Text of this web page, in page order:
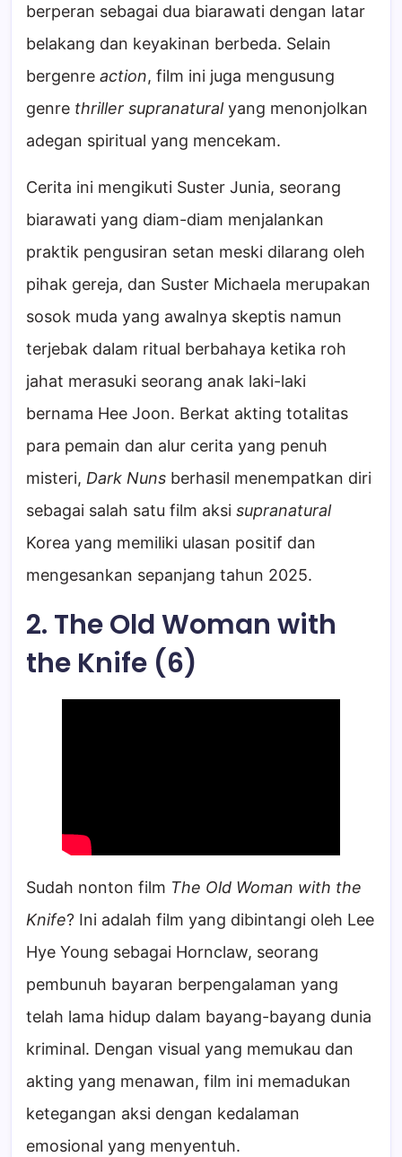
berperan sebagai dua biarawati dengan latar
belakang dan keyakinan berbeda. Selain
bergenre action, film ini juga mengusung
genre thriller supranaturalyang menonjolkan
adegan spiritual yang mencekam.
Cerita ini mengikuti Suster Junia, seorang
biarawati yang diam-diam menjalankan
praktik pengusiran setan meski dilarang oleh
pihak gereja, dan Suster Michaela merupakan
sosok muda yang awalnya skeptis namun
terjebak dalam ritual berbahaya ketika roh
jahat merasuki seorang anak laki-laki
bernama Hee Joon. Berkat akting totalitas
para pemain dan alur cerita yang penuh
misteri, Dark Nuns berhasil menempatkan diri
sebagai salah satu film aksi supranatural
Korea yang memiliki ulasan positif dan
mengesankan sepanjang tahun 2025.
2. The Old Woman with
the Knife (6)
Sudah nonton film The Old Woman with the
Knife? Ini adalah film yang dibintangi oleh Lee
Hye Young sebagai Hornclaw, seorang
pembunuh bayaran berpengalaman yang
telah lama hidup dalam bayang-bayang dunia
kriminal. Dengan visual yang memukau dan
akting yang menawan, film ini memadukan
ketegangan aksi dengan kedalaman
emosional yang menyentuh.